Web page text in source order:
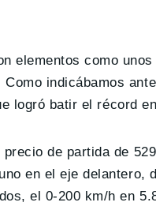
elementos como
indicábamos
logró batir el récord
de partida de
en el eje delantero,
el 0-200 km/h en